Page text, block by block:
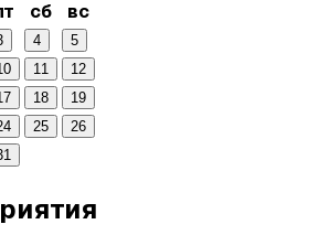
сб вс
4
5
11
12
18
19
25
26